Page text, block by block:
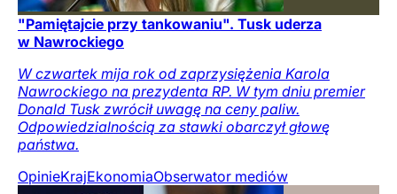
"Pamiętajcie przy tankowaniu". Tusk uderza
w Nawrockiego
W czwartek mija rok od zaprzysiężenia Karola
Nawrockiego na prezydenta RP. W tym dniu premier
Donald Tusk zwrócił uwagę na ceny paliw.
Odpowiedzialnością za stawki obarczył głowę
państwa.
OpinieKrajEkonomiaObserwator mediów